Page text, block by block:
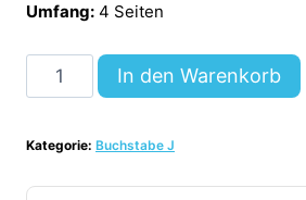
Umfang: 4 Seiten
Buchstabe
J:
[Digital]
Menge
In den Warenkorb
Kategorie: Buchstabe J